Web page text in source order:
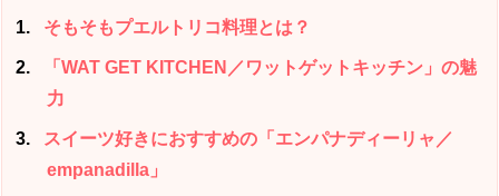
1 そもそもプエルトリコ料理とは？
2
「WAT GET KITCHEN／ワットゲットキッチン」の魅
力
3
スイーツ好きにおすすめの「エンパナディーリャ／
empanadilla」